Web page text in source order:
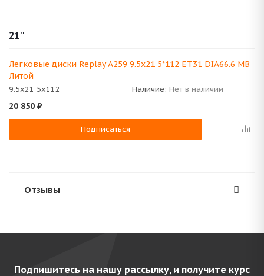
21''
Легковые диски Replay A259 9.5x21 5*112 ET31 DIA66.6 MB
Литой
9.5x21 5x112 Наличие: Нет в наличии
20 850 ₽
Подписаться
Отзывы
Подпишитесь на нашу рассылку, и получите курс